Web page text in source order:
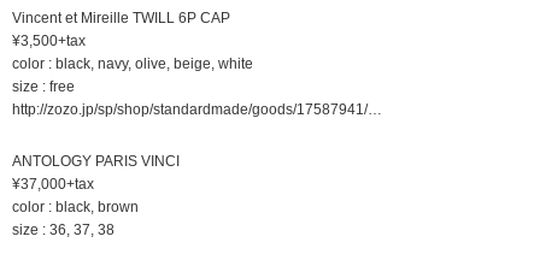
Vincent et Mireille TWILL 6P CAP
¥3,500+tax
color : black, navy, olive, beige, white
size : free
http://zozo.jp/sp/shop/standardmade/goods/17587941/…
ANTOLOGY PARIS VINCI
¥37,000+tax
color : black, brown
size : 36, 37, 38